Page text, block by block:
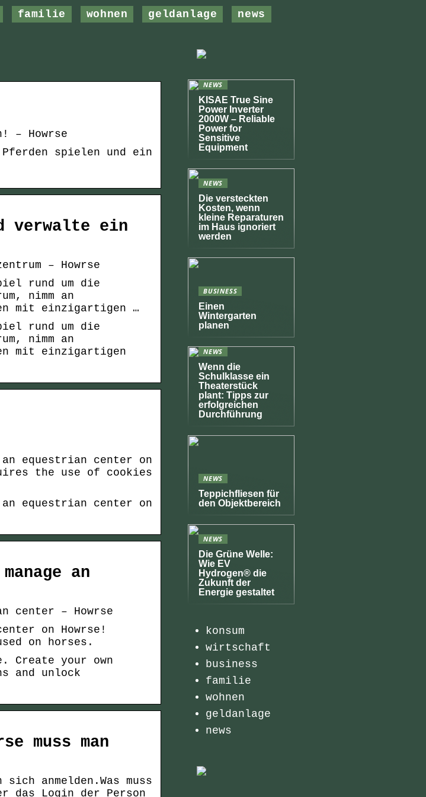
familie wohnen geldanlage news
– Howrse
spielen und ein
verwalte ein
– Howrse
rund um die
nimm an
mit einzigartigen …
rund um die
nimm an
mit einzigartigen
equestrian center on
the use of cookies
equestrian center on
an
center – Howrse
on Howrse!
on horses.
Create your own
and unlock
muss man
anmelden.Was muss
das Login der Person
NEWS
KISAE True Sine
Power Inverter
2000W – Reliable
Power for
Sensitive
Equipment
NEWS
Die versteckten
Kosten, wenn
kleine Reparaturen
im Haus ignoriert
werden
BUSINESS
Einen
Wintergarten
planen
NEWS
Wenn die
Schulklasse ein
Theaterstück
plant: Tipps zur
erfolgreichen
Durchführung
NEWS
Teppichfliesen für
den Objektbereich
NEWS
Die Grüne Welle:
Wie EV
Hydrogen® die
Zukunft der
Energie gestaltet
konsum
wirtschaft
business
familie
wohnen
geldanlage
news